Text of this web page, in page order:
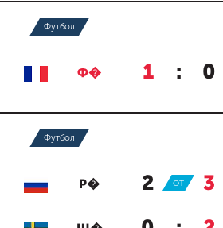
Футбол
Ф� 1 : 0
Футбол
Р� 2 : 3
ОТ